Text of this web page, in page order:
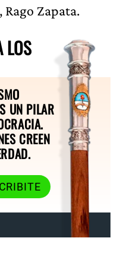
Zapata.
LOS
UN PILAR
CREEN